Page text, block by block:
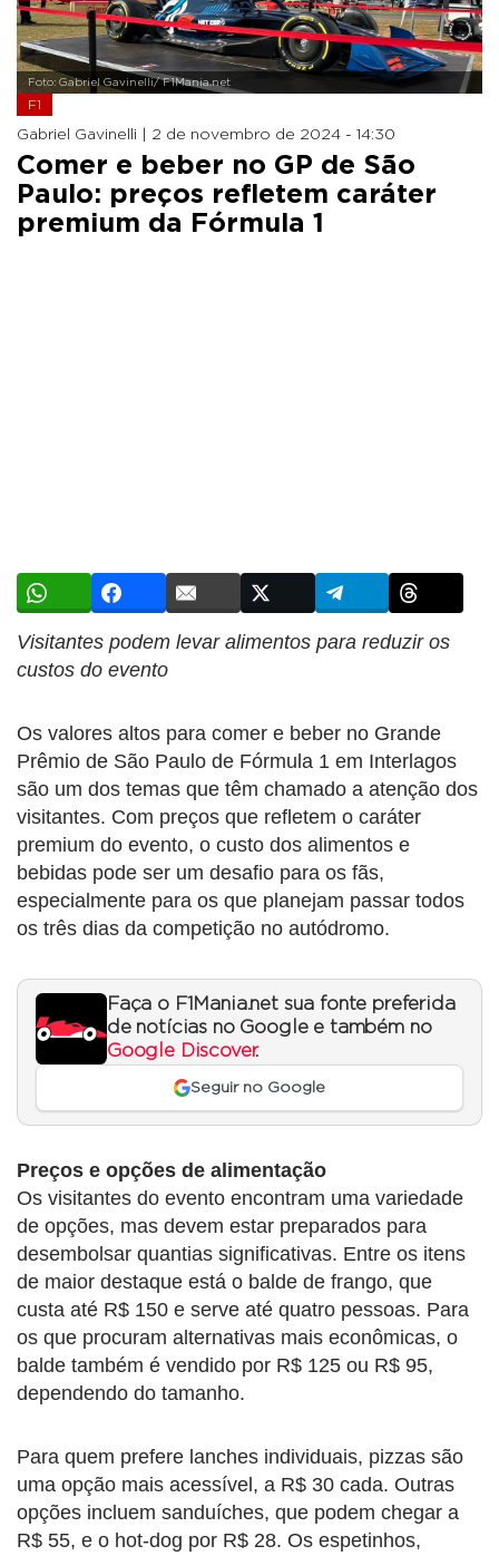
Foto: Gabriel Gavinelli/ F1Mania.net
F1
Gabriel Gavinelli | 2 de novembro de 2024 - 14:30
Comer e beber no GP de São
Paulo: preços refletem caráter
premium da Fórmula 1
Visitantes podem levar alimentos para reduzir os
custos do evento
Os valores altos para comer e beber no Grande
Prêmio de São Paulo de Fórmula 1 em Interlagos
são um dos temas que têm chamado a atenção dos
visitantes. Com preços que refletem o caráter
premium do evento, o custo dos alimentos e
bebidas pode ser um desafio para os fãs,
especialmente para os que planejam passar todos
os três dias da competição no autódromo.
Faça o F1Mania.net sua fonte preferida
de notícias no Google e também no
Google Discover.
Seguir no Google
Preços e opções de alimentação
Os visitantes do evento encontram uma variedade
de opções, mas devem estar preparados para
desembolsar quantias significativas. Entre os itens
de maior destaque está o balde de frango, que
custa até R$ 150 e serve até quatro pessoas. Para
os que procuram alternativas mais econômicas, o
balde também é vendido por R$ 125 ou R$ 95,
dependendo do tamanho.
Para quem prefere lanches individuais, pizzas são
uma opção mais acessível, a R$ 30 cada. Outras
opções incluem sanduíches, que podem chegar a
R$ 55, e o hot-dog por R$ 28. Os espetinhos,